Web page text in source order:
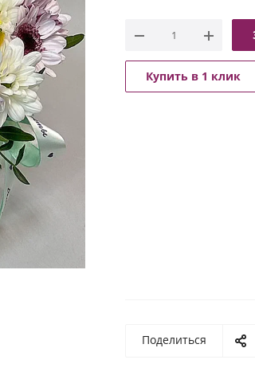
Купить в 1 клик
Поделиться